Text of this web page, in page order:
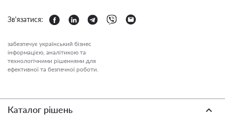
Зв'язатися:
забезпечує український бізнес
інформацією, аналітикою та
технологічними рішеннями для
ефективної та безпечної роботи.
Каталог рішень